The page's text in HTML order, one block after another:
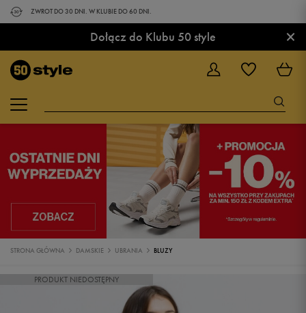
ZWROT DO 30 DNI. W KLUBIE DO 60 DNI.
Dołącz do Klubu 50 style ×
STRONA GŁÓWNA DAMSKIE UBRANIA BLUZY
PRODUKT NIEDOSTĘPNY